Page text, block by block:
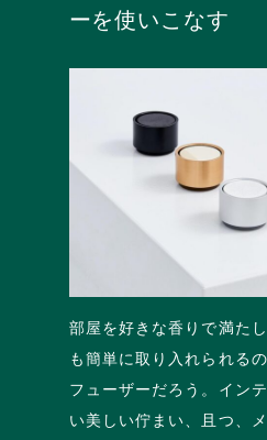
ーを使いこなす
部屋を好きな香りで満た
も簡単に取り入れられる
フューザーだろう。イン
い美しい佇まい、且つ、